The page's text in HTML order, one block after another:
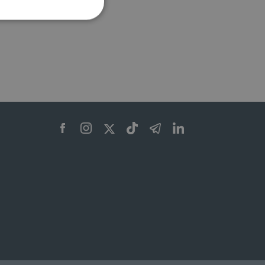
pagina di login. Il
è impostato per
per il dominio corrente.